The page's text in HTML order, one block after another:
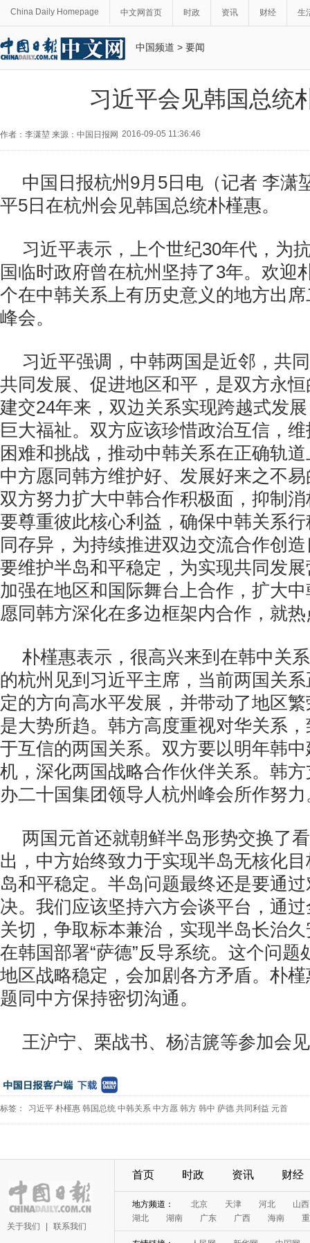
China Daily Homepage 中文网首页 时政 资讯 财经 生
中国频道 > 要闻
习近平会见韩国总统
作者：李潇堃 来源：中国日报网 2016-09-05 11:36:46
中国日报杭州9月5日电（记者 李潇
平5日在杭州会见韩国总统朴槿惠。
习近平表示，上个世纪30年代，为
国临时政府曾在杭州坚持了3年。欢迎
个在中韩关系上有历史意义的地方出
峰会。
习近平强调，中韩两国是近邻，共
共同发展、促进地区和平，是双方永
建交24年来，双边关系实现跨越式发
巨大福祉。双方应该珍惜政治互信，
困难和挑战，推动中韩关系在正确轨
中方愿同韩方维护好、发展好来之不
双方努力扩大中韩合作积极面，抑制
要尊重彼此核心利益，确保中韩关系
同存异，为持续推进双边交流合作创
要维护半岛和平稳定，为实现共同发
加强在地区和国际舞台上合作，扩大
愿同韩方深化在多边框架内合作，就
朴槿惠表示，很高兴来到在韩中关
的杭州见到习近平主席，当前两国关
定的方向高水平发展，并带动了地区
是大势所趋。韩方高度重视对华关系
于互信的两国关系。双方要以明年韩
机，深化两国战略合作伙伴关系。韩
办二十国集团领导人杭州峰会所作努力
两国元首还就朝鲜半岛形势交换了
出，中方始终致力于实现半岛无核化
岛和平稳定。半岛问题最终还是要通
决。我们应该坚持六方会谈平台，通
关切，争取标本兼治，实现半岛长治
在韩国部署“萨德”反导系统。这个问题
地区战略稳定，会加剧各方矛盾。朴
题同中方保持密切沟通。
王沪宁、栗战书、杨洁篪等参加会
标签： 习近平 朴槿惠 韩国总统 中韩关系 中方愿 韩方 韩中 萨德 共同利益 元首
关于我们 联系我们
首页 时政 资讯 财经
地方频道： 北京 天津 河北
山西
湖北
湖南 广东 广西 海南